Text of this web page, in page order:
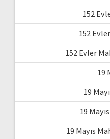
152
152
152 Evler
19
19
19
19 Mayıs